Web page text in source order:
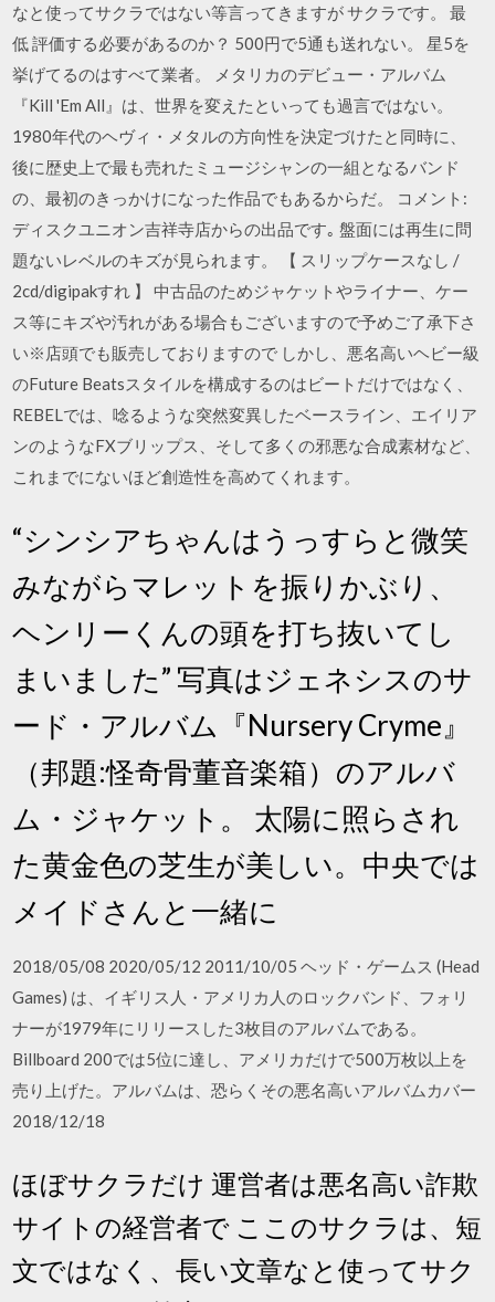
なと使ってサクラではない等言ってきますが サクラです。 最
低 評価する必要があるのか？ 500円で5通も送れない。 星5を
挙げてるのはすべて業者。 メタリカのデビュー・アルバム
『Kill 'Em All』は、世界を変えたといっても過言ではない。
1980年代のヘヴィ・メタルの方向性を決定づけたと同時に、
後に歴史上で最も売れたミュージシャンの一組となるバンド
の、最初のきっかけになった作品でもあるからだ。 コメント:
ディスクユニオン吉祥寺店からの出品です｡ 盤面には再生に問
題ないレベルのキズが見られます。 【 スリップケースなし /
2cd/digipakすれ 】 中古品のためジャケットやライナー、ケー
ス等にキズや汚れがある場合もございますので予めご了承下さ
い※店頭でも販売しておりますので しかし、悪名高いヘビー級
のFuture Beatsスタイルを構成するのはビートだけではなく、
REBELでは、唸るような突然変異したベースライン、エイリア
ンのようなFXブリップス、そして多くの邪悪な合成素材など、
これまでにないほど創造性を高めてくれます。
“シンシアちゃんはうっすらと微笑
みながらマレットを振りかぶり、
ヘンリーくんの頭を打ち抜いてし
まいました” 写真はジェネシスのサ
ード・アルバム『Nursery Cryme』
（邦題:怪奇骨董音楽箱）のアルバ
ム・ジャケット。 太陽に照らされ
た黄金色の芝生が美しい。中央では
メイドさんと一緒に
2018/05/08 2020/05/12 2011/10/05 ヘッド・ゲームス (Head
Games) は、イギリス人・アメリカ人のロックバンド、フォリ
ナーが1979年にリリースした3枚目のアルバムである。
Billboard 200では5位に達し、アメリカだけで500万枚以上を
売り上げた。アルバムは、恐らくその悪名高いアルバムカバー
2018/12/18
ほぼサクラだけ 運営者は悪名高い詐欺
サイトの経営者で ここのサクラは、短
文ではなく、長い文章なと使ってサク